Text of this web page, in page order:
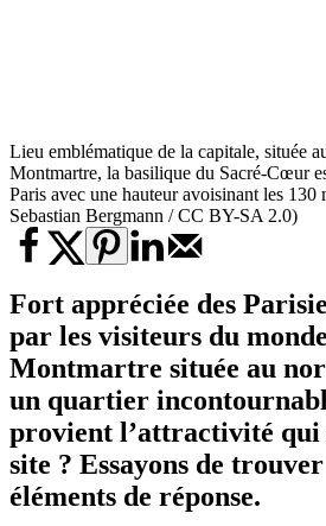
Lieu emblématique de la capitale, située
Montmartre, la basilique du Sacré-Cœur
Paris avec une hauteur avoisinant les
Sebastian Bergmann / CC BY-SA 2.0)
Fort appréciée des
par les visiteurs du
Montmartre située au
un quartier
provient l’attractivité qui
site ? Essayons de
éléments de réponse.